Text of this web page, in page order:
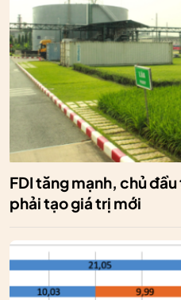
FDI tăng mạnh, chủ
phải tạo giá trị mới